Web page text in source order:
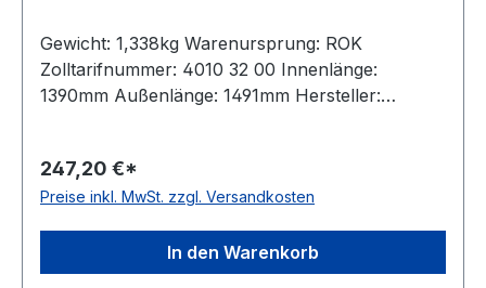
Gewicht: 1,338kg Warenursprung: ROK
Zolltarifnummer: 4010 32 00 Innenlänge:
1390mm Außenlänge: 1491mm Hersteller:
52mm Höhe: 16mm Winkel: 27° Material:
Neoprene Zugstrang: Polyester
247,20 €*
Preise inkl. MwSt. zzgl. Versandkosten
In den Warenkorb